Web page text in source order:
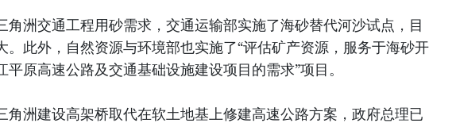
角洲交通工程用砂需求，交通运输部实施了海砂替代河沙试点，目
。此外，自然资源与环境部也实施了“评估矿产资源，服务于海砂开
平原高速公路及交通基础设施建设项目的需求”项目。
角洲建设高架桥取代在软土地基上修建高速公路方案，政府总理已